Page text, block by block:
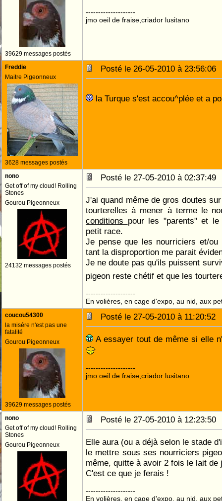
39629 messages postés
--------------------
jmo oeil de fraise,criador lusitano
Freddie
Maitre Pigeonneux
3628 messages postés
Posté le 26-05-2010 à
la Turque s'est accou^plée et a
nono
Get off of my cloud! Rolling
Stones
Gourou Pigeonneux
24132 messages postés
Posté le 27-05-2010 à
J'ai quand même de gros doutes
tourterelles à mener à terme le
conditions pour les "parents" et le
petit race.
Je pense que les nourriciers et/
tant la disproportion me parait
Je ne doute pas qu'ils puissent
pigeon reste chétif et que les
--------------------
En volières, en cage d'expo, au nid, aux
coucou54300
la misére n'est pas une
fatalité
Gourou Pigeonneux
39629 messages postés
Posté le 27-05-2010 à
A essayer tout de même si elle
--------------------
jmo oeil de fraise,criador lusitano
nono
Get off of my cloud! Rolling
Stones
Gourou Pigeonneux
Posté le 27-05-2010 à
Elle aura (ou a déjà selon le stade
le mettre sous ses nourriciers
même, quitte à avoir 2 fois le lait
C'est ce que je ferais !
--------------------
En volières, en cage d'expo, au nid, aux